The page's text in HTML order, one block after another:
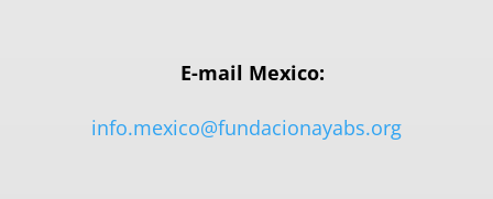
E-mail Mexico:
info.mexico@fundacionayabs.org